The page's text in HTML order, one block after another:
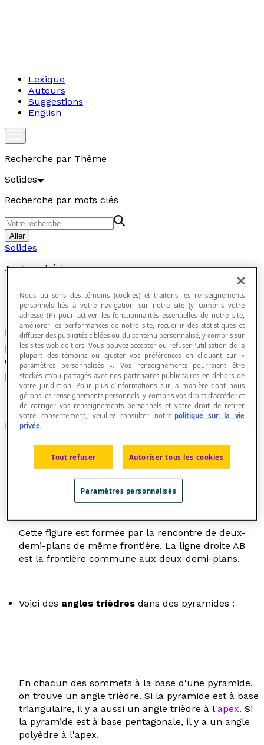
Lexique
Auteurs
Suggestions
English
Recherche par Thème
Solides
Recherche par mots clés
Aller
Solides
Angle polyèdre
Figure géométrique formée par la rencontre de
plusieurs plans ayant au moins un point en
commun, appelé le sommet de l'angle. Un angle
polyèdre est un angle solide.
Exemples
Voici unangle dièdre
Cette figure est formée par la rencontre de deux-
demi-plans de même frontière. La ligne droite AB
est la frontière commune aux deux-demi-plans.
Voici des angles trièdres dans des pyramides :
En chacun des sommets à la base d'une pyramide,
on trouve un angle trièdre. Si la pyramide est à base
triangulaire, il y a aussi un angle trièdre à l'apex. Si
la pyramide est à base pentagonale, il y a un angle
polyèdre à l'apex.
Nous utilisons des témoins (cookies) et traitons les renseignements
personnels liés à votre navigation sur notre site (y compris votre
adresse IP) pour activer les fonctionnalités essentielles de notre site,
améliorer les performances de notre site, recueillir des statistiques et
diffuser des publicités ciblées ou du contenu personnalisé, y compris sur
les sites web de tiers. Vous pouvez accepter ou refuser l’utilisation de la
plupart des témoins ou ajuster vos préférences en cliquant sur «
paramètres personnalisés ». Vos renseignements pourraient être
stockés et/ou partagés avec nos partenaires publicitaires en dehors de
votre juridiction. Pour plus d’informations sur la manière dont nous
gérons les renseignements personnels, y compris vos droits d’accéder et
de corriger vos renseignements personnels et votre droit de retirer
votre consentement, veuillez consulter notre politique sur la vie
privée.
Tout refuser Autoriser tous les cookies
Paramètres personnalisés